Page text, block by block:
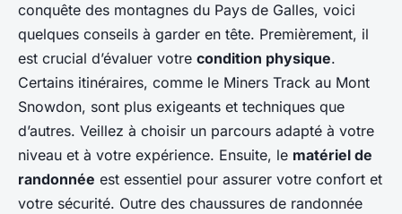
conquête des montagnes du Pays de Galles, voici
quelques conseils à garder en tête. Premièrement, il
est crucial d’évaluer votre condition physique.
Certains itinéraires, comme le Miners Track au Mont
Snowdon, sont plus exigeants et techniques que
d’autres. Veillez à choisir un parcours adapté à votre
niveau et à votre expérience. Ensuite, le matériel de
randonnée est essentiel pour assurer votre confort et
votre sécurité. Outre des chaussures de randonnée